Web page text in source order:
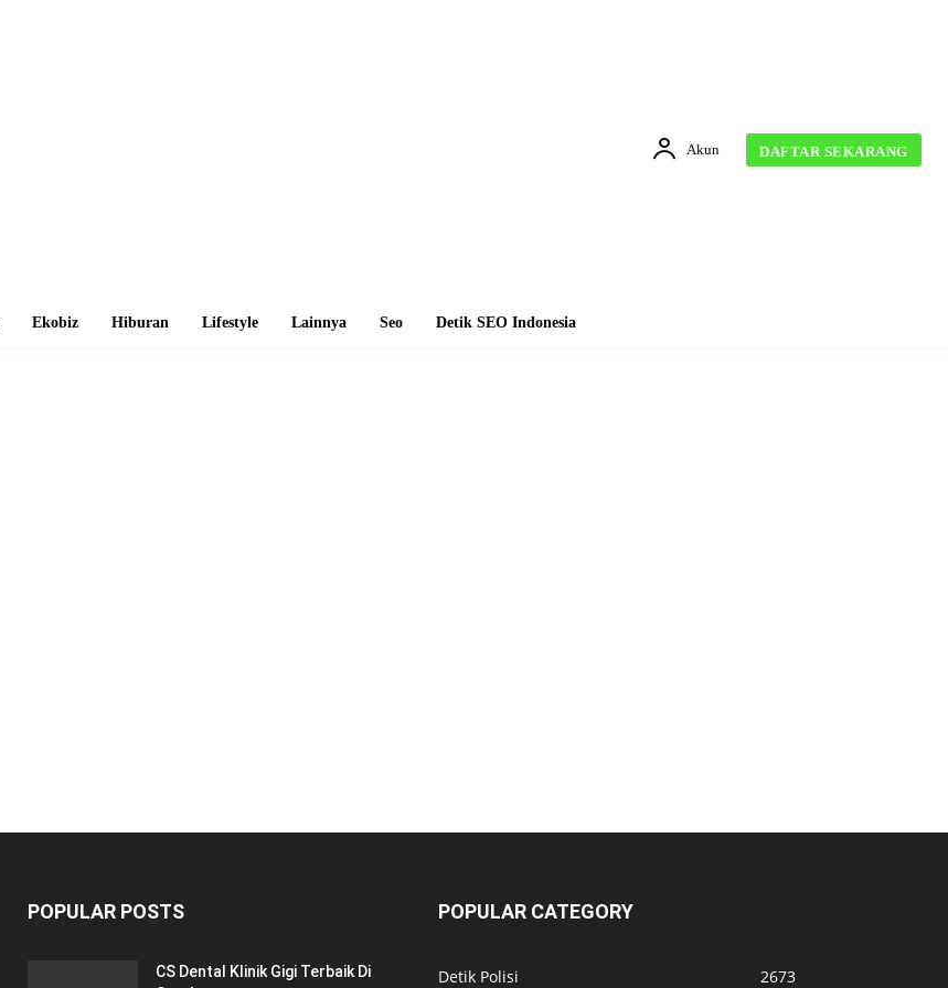
Akun DAFTAR SEKARANG
Ekobiz Hiburan Lifestyle Lainnya Seo Detik SEO Indonesia
POPULAR POSTS
CS Dental Klinik Gigi Terbaik Di
POPULAR CATEGORY
Detik Polisi 2673